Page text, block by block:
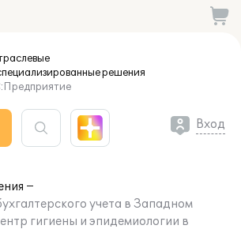
решения
Вход
учета в Западном
гигиены и эпидемиологии в